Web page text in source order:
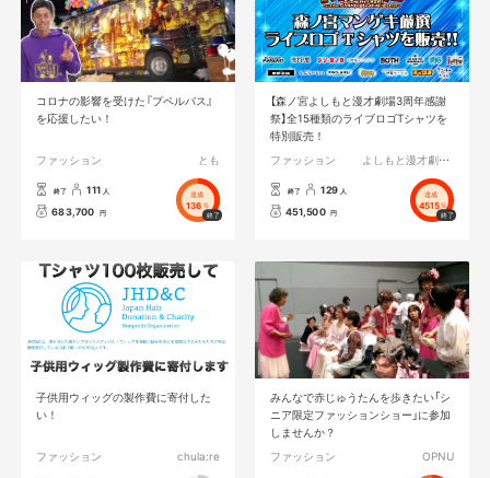
コロナの影響を受けた『プペルバス』
を応援したい！
ファッション とも
終了 111 人
683,700 円
達成
136 %
【森ノ宮よしもと漫才劇場3周年感謝
祭】全15種類のライブロゴTシャツを
特別販売！
ファッション
よしもと漫才劇場／森ノ宮よしもと漫才劇場
終了 129 人
451,500 円
達成
4515%
子供用ウィッグの製作費に寄付した
い！
ファッション chula:re
みんなで赤じゅうたんを歩きたい「シ
ニア限定ファッションショー」に参加
しませんか？
ファッション
OPNU